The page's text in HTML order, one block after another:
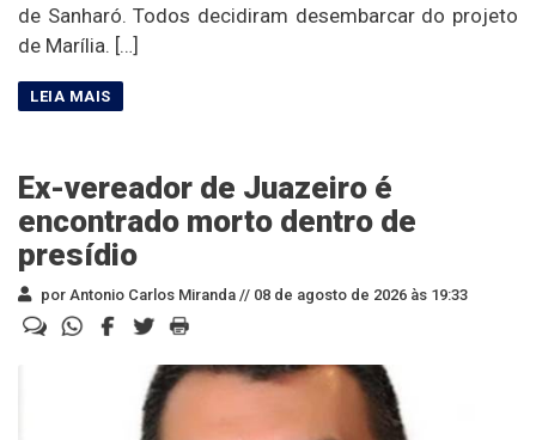
de Sanharó. Todos decidiram desembarcar do projeto
de Marília. […]
Ex-vereador de Juazeiro é
encontrado morto dentro de
presídio
por Antonio Carlos Miranda // 08 de agosto de 2026 às 19:33